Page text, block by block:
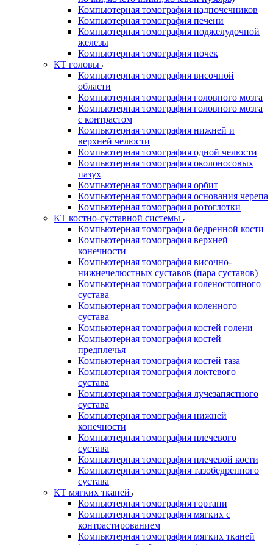
Компьютерная томография надпочечников
Компьютерная томография печени
Компьютерная томография поджелудочной
железы
Компьютерная томография почек
КТ головы
Компьютерная томография височной
области
Компьютерная томография головного мозга
Компьютерная томография головного мозга
с контрастом
Компьютерная томография нижней и
верхней челюсти
Компьютерная томография одной челюсти
Компьютерная томография околоносовых
пазух
Компьютерная томография орбит
Компьютерная томография основания черепа
Компьютерная томография ротоглотки
КТ костно-суставной системы
Компьютерная томография бедренной кости
Компьютерная томография верхней
конечности
Компьютерная томография височно-
нижнечелюстных суставов (пара суставов)
Компьютерная томография голеностопного
сустава
Компьютерная томография коленного
сустава
Компьютерная томография костей голени
Компьютерная томография костей
предплечья
Компьютерная томография костей таза
Компьютерная томография локтевого
сустава
Компьютерная томография лучезапястного
сустава
Компьютерная томография нижней
конечности
Компьютерная томография плечевого
сустава
Компьютерная томография плечевой кости
Компьютерная томография тазобедренного
сустава
КТ мягких тканей
Компьютерная томография гортани
Компьютерная томография мягких с
контрастированием
Компьютерная томография мягких тканей